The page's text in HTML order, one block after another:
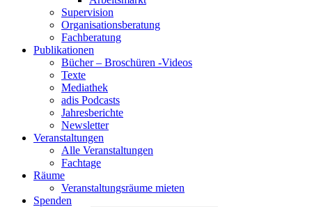
Supervision
Organisationsberatung
Fachberatung
Publikationen
Bücher – Broschüren -Videos
Texte
Mediathek
adis Podcasts
Jahresberichte
Newsletter
Veranstaltungen
Alle Veranstaltungen
Fachtage
Räume
Veranstaltungsräume mieten
Spenden